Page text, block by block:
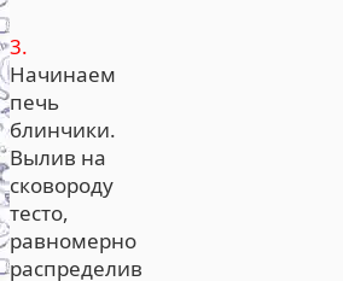
3.
Начинаем
печь
блинчики.
Вылив на
сковороду
тесто,
равномерно
распределив